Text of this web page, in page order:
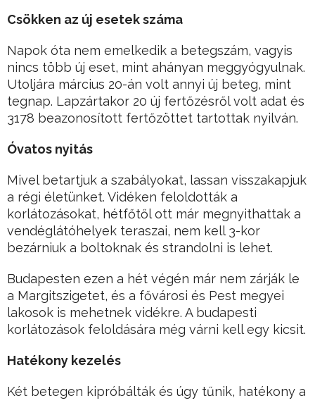
Csökken az új esetek száma
Napok óta nem emelkedik a betegszám, vagyis
nincs több új eset, mint ahányan meggyógyulnak.
Utoljára március 20-án volt annyi új beteg, mint
tegnap. Lapzártakor 20 új fertőzésről volt adat és
3178 beazonosított fertőzöttet tartottak nyilván.
Óvatos nyitás
Mivel betartjuk a szabályokat, lassan visszakapjuk
a régi életünket. Vidéken feloldották a
korlátozásokat, hétfőtől ott már megnyithattak a
vendéglátóhelyek teraszai, nem kell 3-kor
bezárniuk a boltoknak és strandolni is lehet.
Budapesten ezen a hét végén már nem zárják le
a Margitszigetet, és a fővárosi és Pest megyei
lakosok is mehetnek vidékre. A budapesti
korlátozások feloldására még várni kell egy kicsit.
Hatékony kezelés
Két betegen kipróbálták és úgy tűnik, hatékony a